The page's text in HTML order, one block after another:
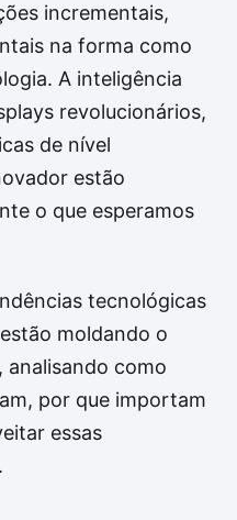
incrementais,
na forma como
A inteligência
revolucionários,
de nível
estão
o que esperamos
tecnológicas
moldando o
como
por que importam
essas